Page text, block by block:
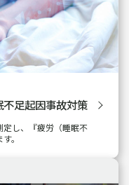
足起因事故対策
定し、『疲労（睡眠不
。